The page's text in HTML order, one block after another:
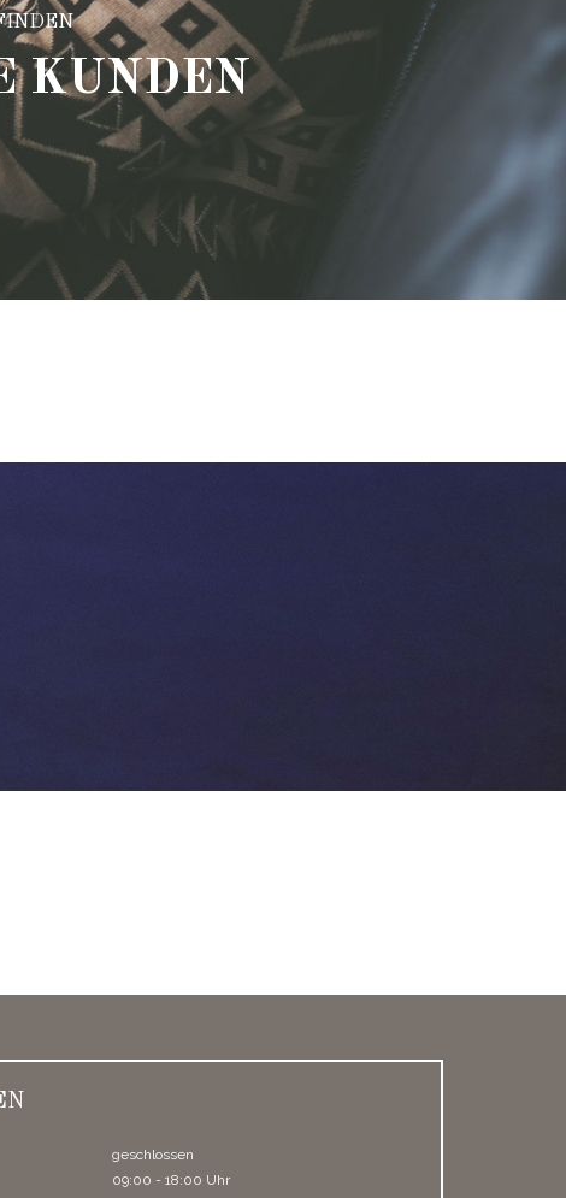
KUNDEN
geschlossen
09:00 - 18:00 Uhr